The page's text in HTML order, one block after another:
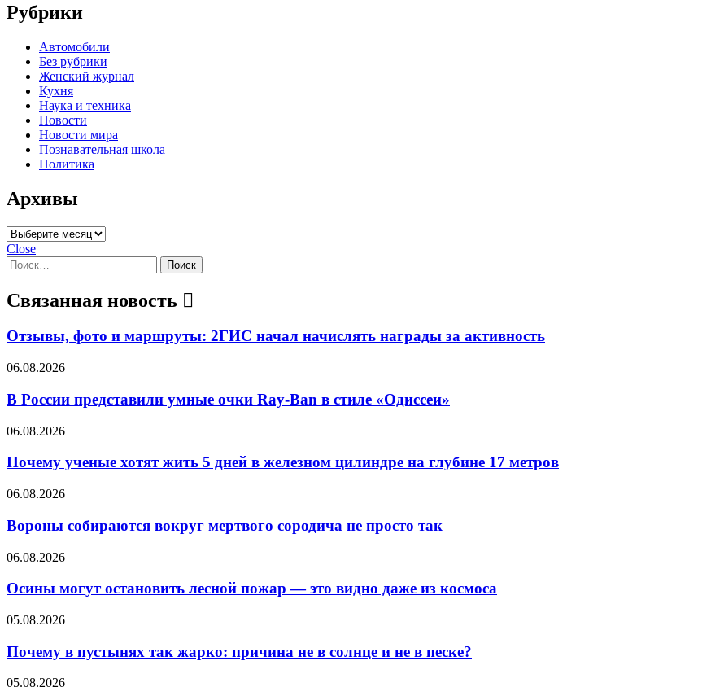
Рубрики
Автомобили
Без рубрики
Женский журнал
Кухня
Наука и техника
Новости
Новости мира
Познавательная школа
Политика
Архивы
Архивы
Close
Найти:
Связанная новость
Отзывы, фото и маршруты: 2ГИС начал начислять награды за активность
06.08.2026
В России представили умные очки Ray-Ban в стиле «Одиссеи»
06.08.2026
Почему ученые хотят жить 5 дней в железном цилиндре на глубине 17 метров
06.08.2026
Вороны собираются вокруг мертвого сородича не просто так
06.08.2026
Осины могут остановить лесной пожар — это видно даже из космоса
05.08.2026
Почему в пустынях так жарко: причина не в солнце и не в песке?
05.08.2026